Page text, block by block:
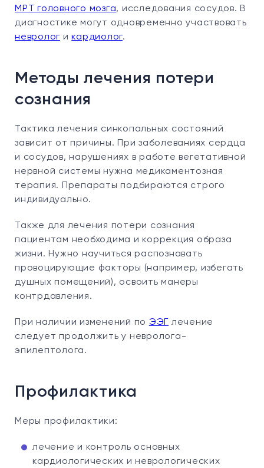
МРТ головного мозга, исследования сосудов. В
диагностике могут одновременно участвовать
невролог икардиолог.
Методы лечения потери
сознания
Тактика лечения синкопальных состояний
зависит от причины. При заболеваниях сердца
и сосудов, нарушениях в работе вегетативной
нервной системы нужна медикаментозная
терапия. Препараты подбираются строго
индивидуально.
Также для лечения потери сознания
пациентам необходима и коррекция образа
жизни. Нужно научиться распознавать
провоцирующие факторы (например, избегать
душных помещений), освоить манеры
контрдавления.
При наличии изменений по ЭЭГ
лечение
следует продолжить у невролога-
эпилептолога.
Профилактика
Меры профилактики:
лечение и контроль основных
кардиологических и неврологических